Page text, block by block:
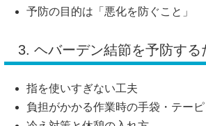
予防の目的は「悪化を防ぐこと」
3. ヘバーデン結節を予防する
指を使いすぎない工夫
負担がかかる作業時の手袋・テー